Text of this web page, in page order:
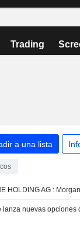
Trading
a una lista